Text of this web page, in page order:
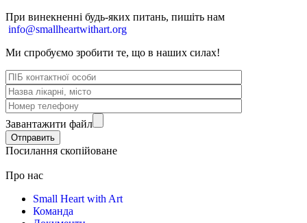
При винекненні будь-яких питань, пишіть нам
info@smallheartwithart.org
Ми спробуємо зробити те, що в наших силах!
Завантажити файл
Посилання скопійоване
Про нас
Small Heart with Art
Команда